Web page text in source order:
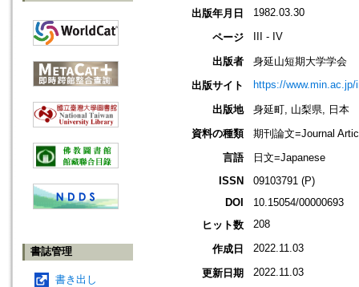
書誌管理
書き出し
出版年月日 1982.03.30
ページ III - IV
出版者
身延山短期大学学会
出版サイト
https://
出版地
身延町, 山梨県, 日本
資料の種類
期刊論文=Journal
言語
日文=Japanese
ISSN
09103791 (P)
DOI
10.15054/00000693
ヒット数
208
作成日 2022.11.03
更新日期 2022.11.03